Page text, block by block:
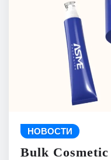
НОВОСТИ
Bulk